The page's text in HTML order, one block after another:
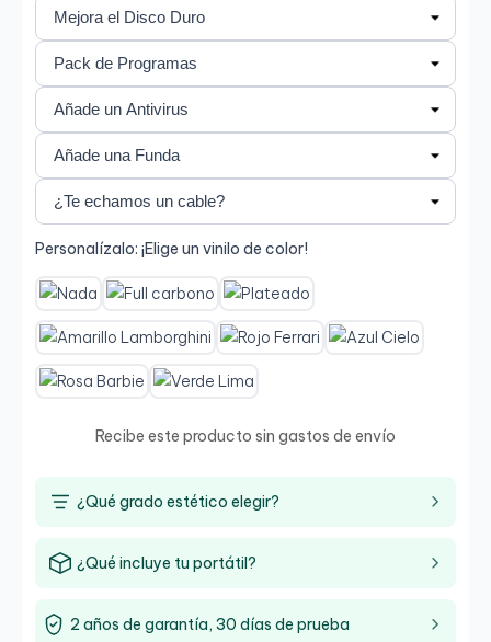
Personalízalo: ¡Elige un vinilo de color!
Recibe este producto sin gastos de envío
¿Qué grado estético elegir?
¿Qué incluye tu portátil?
2 años de garantía, 30 días de prueba